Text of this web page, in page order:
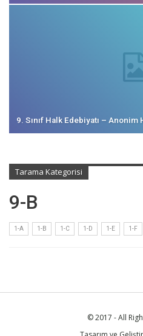
9. Sınıf Halk Edebiyatı – Anonim
Tarama Kategorisi
9-B
1-A 1-B 1-C 1-D 1-E 1-F
© 2017 - All